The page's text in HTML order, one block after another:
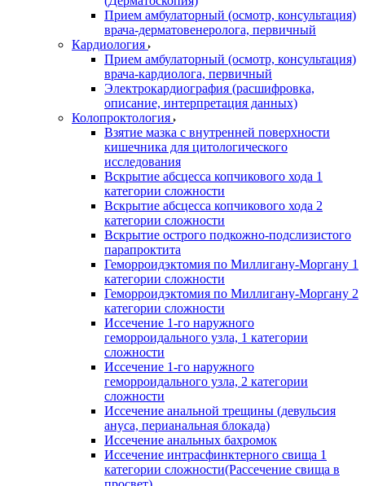
Прием амбулаторный (осмотр, консультация)
врача-дерматовенеролога, первичный
Кардиология
Прием амбулаторный (осмотр, консультация)
врача-кардиолога, первичный
Электрокардиография (расшифровка,
описание, интерпретация данных)
Колопроктология
Взятие мазка с внутренней поверхности
кишечника для цитологического
исследования
Вскрытие абсцесса копчикового хода 1
категории сложности
Вскрытие абсцесса копчикового хода 2
категории сложности
Вскрытие острого подкожно-подслизистого
парапроктита
Геморроидэктомия по Миллигану-Моргану 1
категории сложности
Геморроидэктомия по Миллигану-Моргану 2
категории сложности
Иссечение 1-го наружного
геморроидального узла, 1 категории
сложности
Иссечение 1-го наружного
геморроидального узла, 2 категории
сложности
Иссечение анальной трещины (девульсия
ануса, перианальная блокада)
Иссечение анальных бахромок
Иссечение интрасфинктерного свища 1
категории сложности(Рассечение свища в